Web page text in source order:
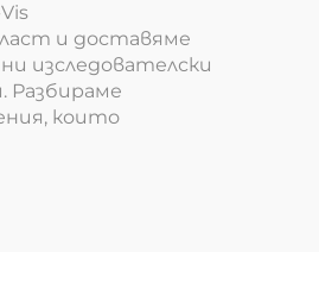
и доставяме
изследователски
Разбираме
които